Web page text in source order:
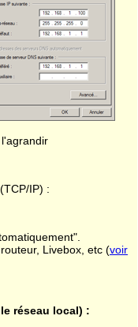
IP) :
Livebox, etc (voir
réseau local) :